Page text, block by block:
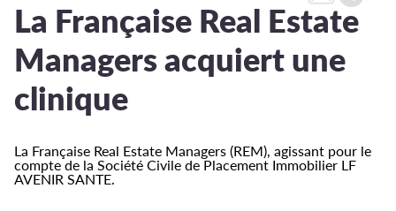
La Française Real Estate
Managers acquiert une
clinique
La Française Real Estate Managers (REM), agissant pour le
compte de la Société Civile de Placement Immobilier LF
AVENIR SANTE.